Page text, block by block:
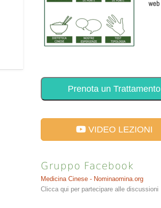
Prenota un Trattamento
VIDEO LEZIONI
Gruppo Facebook
Medicina Cinese - Nominaomina.org
Clicca qui per partecipare alle discussioni